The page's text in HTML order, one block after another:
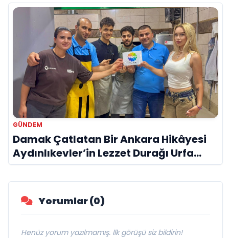
GÜNDEM
Damak Çatlatan Bir Ankara Hikâyesi
Aydınlıkevler’in Lezzet Durağı Urfa
Damak
Yorumlar (0)
Henüz yorum yazılmamış. İlk görüşü siz bildirin!